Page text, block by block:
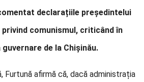
declarațiile președintelui
privind comunismul, criticând în
de la Chișinău.
Furtună afirmă că, dacă administrația